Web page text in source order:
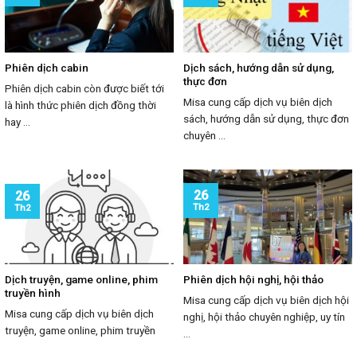
Phiên dịch cabin
Phiên dịch cabin còn được biết tới
là hình thức phiên dịch đồng thời
hay ...
Dịch sách, hướng dẫn sử dụng,
thực đơn
Misa cung cấp dịch vụ biên dịch
sách, hướng dẫn sử dụng, thực đơn
chuyên ...
Dịch truyện, game online, phim
truyền hình
Misa cung cấp dịch vụ biên dịch
truyện, game online, phim truyền
26
Th2
Phiên dịch hội nghị, hội thảo
Misa cung cấp dịch vụ biên dịch hội
nghị, hội thảo chuyên nghiệp, uy tín
26
Th2